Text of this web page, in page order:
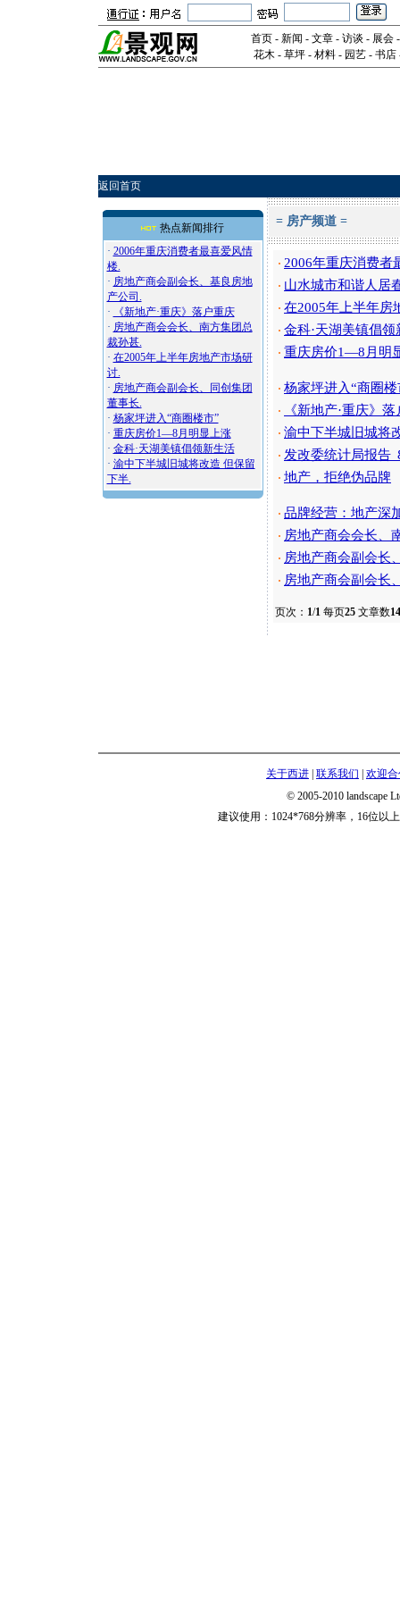
首页- 新闻 - 文章- 访谈 - 展会
花木- 草坪- 材料- 园艺- 书店
返回首页
热点新闻排行
· 2006年重庆消费者最喜爱风情
楼.
· 房地产商会副会长、基良房地
产公司.
·
《新地产·重庆》落户重庆
· 房地产商会会长、南方集团总
裁孙甚.
· 在2005年上半年房地产市场研
讨.
· 房地产商会副会长、同创集团
董事长.
· 杨家坪进入“商圈楼市”
· 重庆房价1—8月明显上涨
· 金科·天湖美镇倡领新生活
· 渝中下半城旧城将改造 但保留
下半.
= 房产频道 =
· 2006年重庆消费者
· 山水城市和谐人居
· 在2005年上半年房
· 金科·天湖美镇倡领
· 重庆房价1—8月明
· 杨家坪进入“商圈楼
· 《新地产·重庆》
· 渝中下半城旧城将
· 发改委统计局报告
· 地产，拒绝伪品牌
· 品牌经营：地产深
· 房地产商会会长、
· 房地产商会副会长
· 房地产商会副会长
页次： 1/1 每页25 文章数14
关于西进 联系我们
欢迎
© 2005-2010 landscape
建议使用：1024*768分辨率，16位以